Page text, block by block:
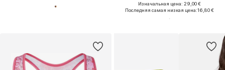
Изначальная цена: 29,00 €
Последняя самая низкая цена:16,80 €